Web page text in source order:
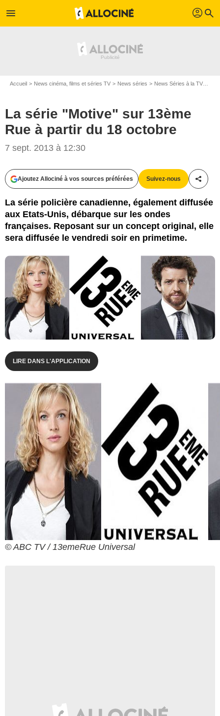
menu profil search
Accueil News cinéma, films et séries TV News séries News Séries à la TV
La série "Motive" sur 13ème
Rue à partir du 18 octobre
7 sept. 2013 à 12:30
Ajoutez Allociné à vos sources préférées Suivez-nous
La série policière canadienne, également diffusée
aux Etats-Unis, débarque sur les ondes
françaises. Reposant sur un concept original, elle
sera diffusée le vendredi soir en primetime.
LIRE DANS L'APPLICATION
© ABC TV / 13emeRue Universal